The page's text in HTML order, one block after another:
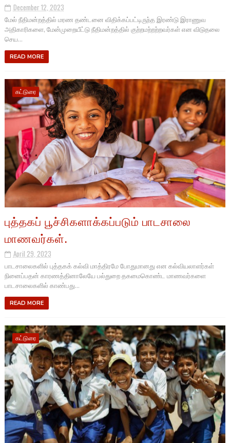
December 12, 2023
மேல் நீதிமன்றத்தில் மரண தண்டனை விதிக்கப்பட்டிருந்த இரண்டு இராணுவ
அதிகாரிகளை, மேன்முறையீட்டு நீதிமன்றத்தில் குற்றமற்றற்றவர்கள் என விடுதலை
செய...
READ MORE
கட்டுரை
புத்தகப் பூச்சிகளாக்கப்படும் பாடசாலை
மாணவர்கள்.
April 29, 2023
பாடசாலைகளில் புத்தகக் கல்வி மாத்திரமே போதுமானது என கல்வியலாளர்கள்
நினைப்பதன் காரணத்தினாலேயே பல்துறை தகமைகொண்ட மாணவர்களை
பாடசாலைகளில் காண்பது...
READ MORE
கட்டுரை